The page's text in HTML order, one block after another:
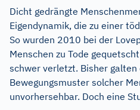
Dicht gedrängte
Eigendynamik, die zu einer
So wurden 2010 bei der
Menschen zu Tode
schwer verletzt. Bisher
Bewegungsmuster solcher
unvorhersehbar. Doch eine